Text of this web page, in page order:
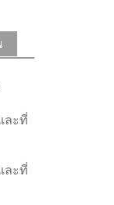
ละที่
ละที่